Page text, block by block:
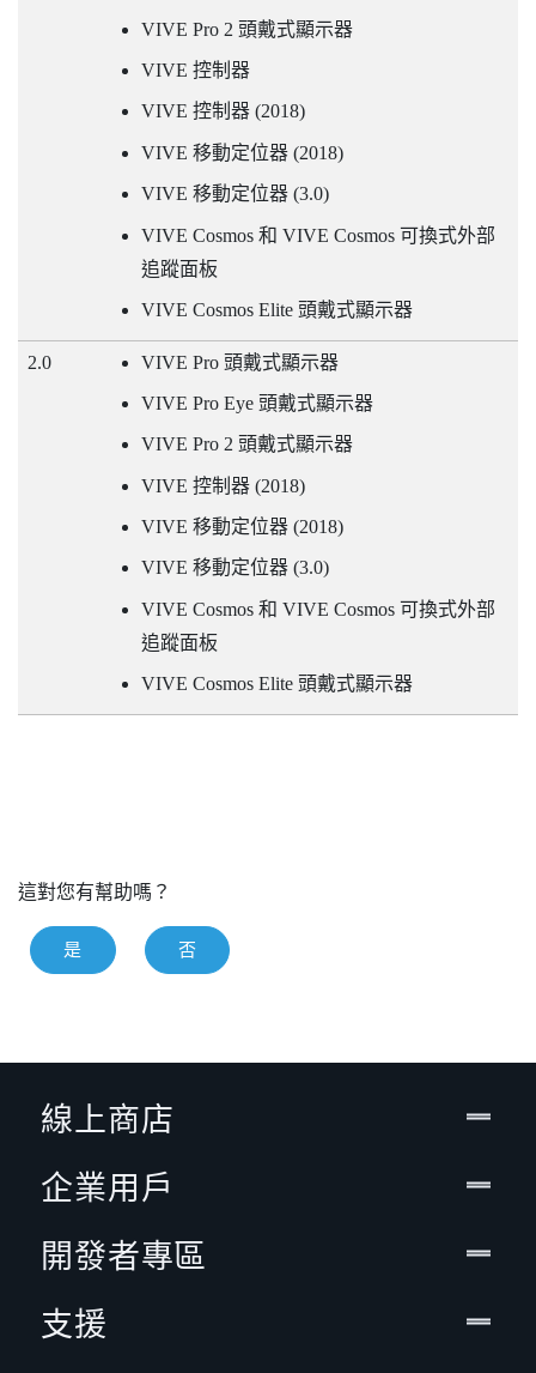
VIVE Pro 2 頭戴式顯示器
VIVE 控制器
VIVE 控制器 (2018)
VIVE 移動定位器 (2018)
VIVE 移動定位器 (3.0)
VIVE Cosmos 和 VIVE Cosmos 可換式外部
追蹤面板
VIVE Cosmos Elite 頭戴式顯示器
2.0 VIVE Pro 頭戴式顯示器
VIVE Pro Eye 頭戴式顯示器
VIVE Pro 2 頭戴式顯示器
VIVE 控制器 (2018)
VIVE 移動定位器 (2018)
VIVE 移動定位器 (3.0)
VIVE Cosmos 和 VIVE Cosmos 可換式外部
追蹤面板
VIVE Cosmos Elite 頭戴式顯示器
這對您有幫助嗎？
是 否
線上商店
企業用戶
開發者專區
支援